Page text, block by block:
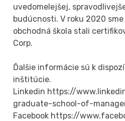
uvedomelejšej,
budúcnosti. V roku 2020 sme
obchodná škola stali
Corp.
Ďalšie informácie sú k
inštitúcie.
Linkedin https://
graduate-school-of-
Facebook https://